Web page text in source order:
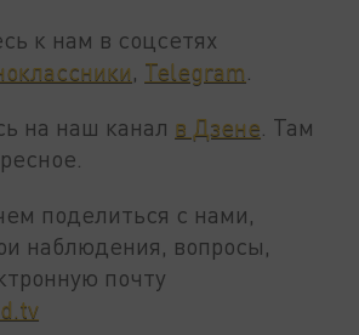
к нам в соцсетях
, Telegram
на наш канал в Дзене . Там
поделиться с нами,
наблюдения, вопросы,
почту